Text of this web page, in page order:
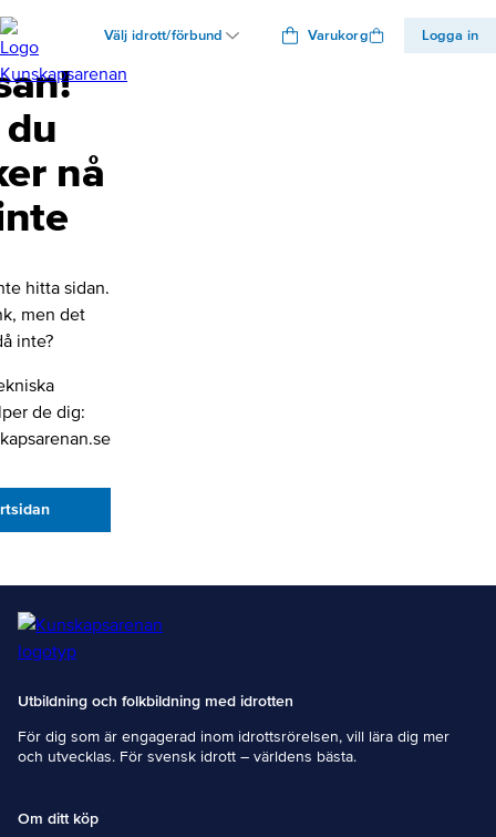
Välj idrott/förbund Varukorg Logga in
nå
hitta sidan.
men det
inte?
de dig:
Utbildning och folkbildning med idrotten
För dig som är engagerad inom idrottsrörelsen, vill lära dig mer
och utvecklas. För svensk idrott – världens bästa.
Om ditt köp